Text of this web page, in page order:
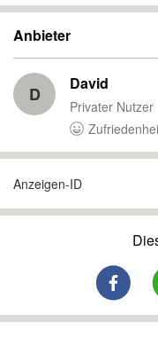
Anbieter
D David
Privater Nutzer
Anzeigen-ID